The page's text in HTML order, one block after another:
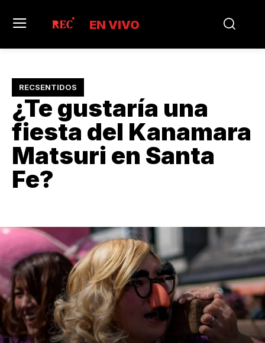
EN VIVO
RECSENTIDOS
¿Te gustaría una
fiesta del Kanamara
Matsuri en Santa
Fe?